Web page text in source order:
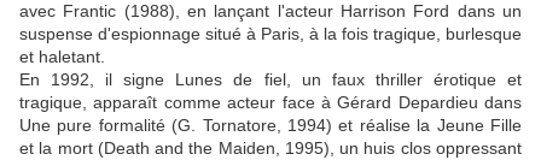
avec Frantic (1988), en lançant l'acteur Harrison Ford dans un
suspense d'espionnage situé à Paris, à la fois tragique, burlesque
et haletant.
En 1992, il signe Lunes de fiel, un faux thriller érotique et
tragique, apparaît comme acteur face à Gérard Depardieu dans
Une pure formalité (G. Tornatore, 1994) et réalise la Jeune Fille
et la mort (Death and the Maiden, 1995), un huis clos oppressant